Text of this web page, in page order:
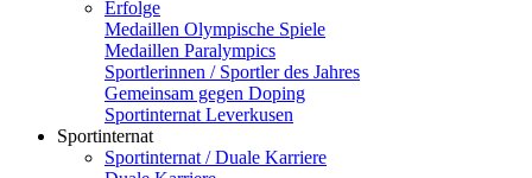
Erfolge
Medaillen Olympische Spiele
Medaillen Paralympics
Sportlerinnen / Sportler des Jahres
Gemeinsam gegen Doping
Sportinternat Leverkusen
Sportinternat
Sportinternat / Duale Karriere